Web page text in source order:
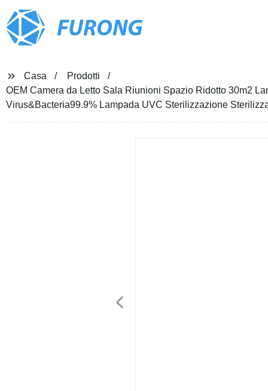
FURONG
Casa
Prodotti
OEM Camera da Letto Sala Riunioni Spazio Ridotto 30m2
Virus&Bacteria99.9% Lampada UVC Sterilizzazione